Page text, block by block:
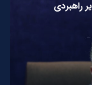
راهبردی